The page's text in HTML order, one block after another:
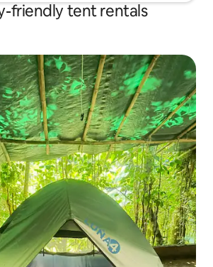
friendly tent rentals